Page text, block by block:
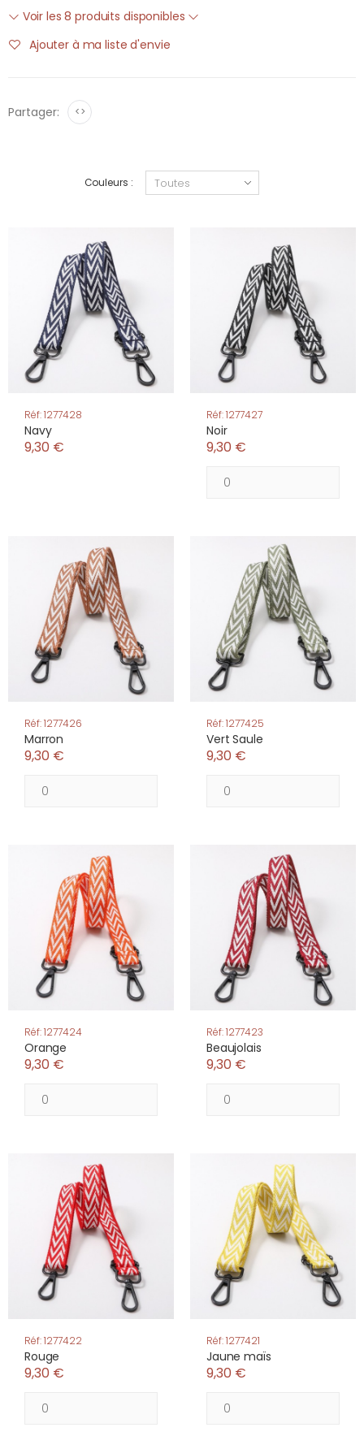
Voir les 8 produits disponibles
Ajouter à ma liste d'envie
Partager: <>
Couleurs :
Réf: 1277428
Navy
9,30 €
Réf: 1277427
Noir
9,30 €
Réf: 1277426
Marron
9,30 €
Réf: 1277425
Vert Saule
9,30 €
Réf: 1277424
Orange
9,30 €
Réf: 1277423
Beaujolais
9,30 €
Réf: 1277422
Rouge
9,30 €
Réf: 1277421
Jaune maïs
9,30 €